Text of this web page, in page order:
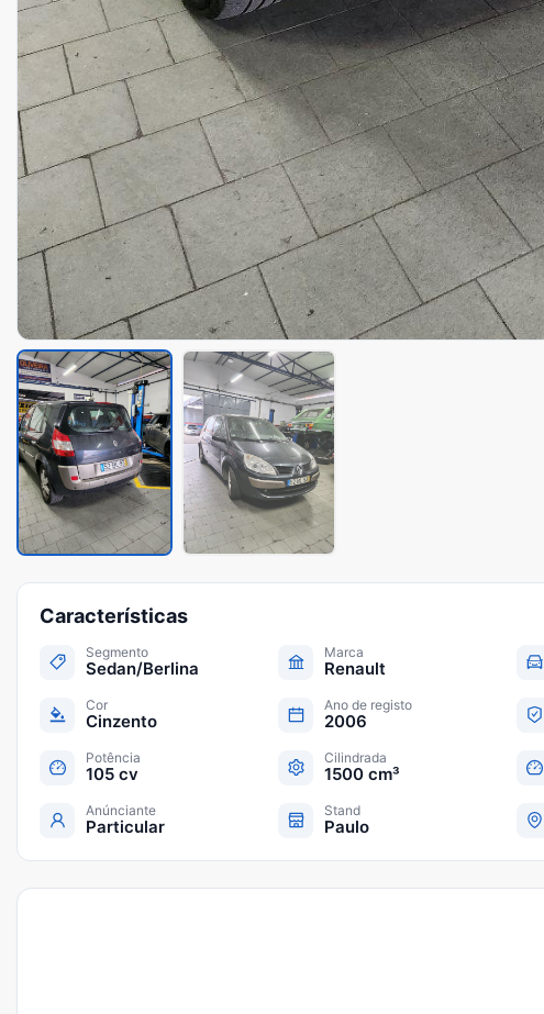
Características
Segmento
Sedan/Berlina
Marca
Renault
Cor
Cinzento
Ano de registo
2006
Potência
105 cv
Cilindrada
1500 cm³
Anúnciante
Particular
Stand
Paulo